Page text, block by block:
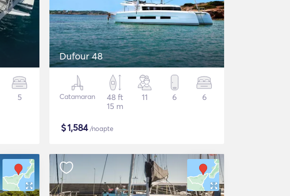
5
Dufour 48
Catamaran
48 ft
15 m
11 6 6
$1,584/noapte